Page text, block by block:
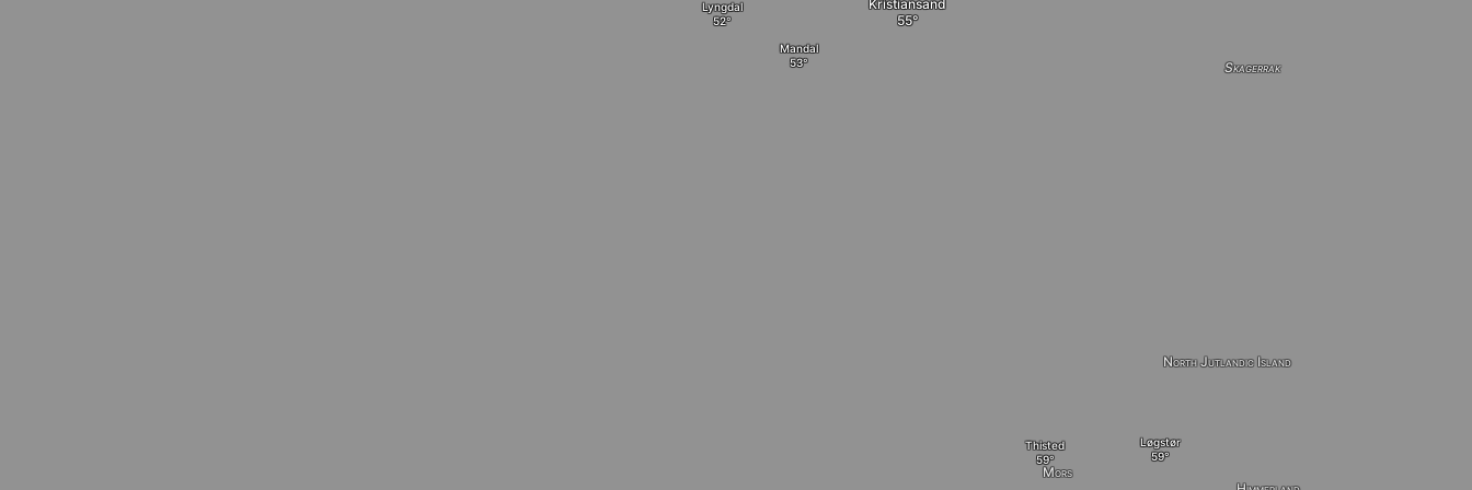
Skagerrak
Kristiansand
Lyngdal
Mors
Thisted
North Jutlandic Island
Løgstør
Mandal